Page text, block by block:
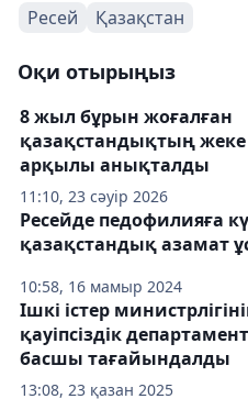
Ресей Қазақстан
Оқи отырыңыз
11:10, 23 сәуір 2026
8 жыл бұрын жоғалған
қазақстандықтың
арқылы анықталды
10:58, 16 мамыр 2024
Ресейде педофилияға
қазақстандық азамат
13:08, 23 қазан 2025
Ішкі істер
қауіпсіздік
басшы тағайындалды